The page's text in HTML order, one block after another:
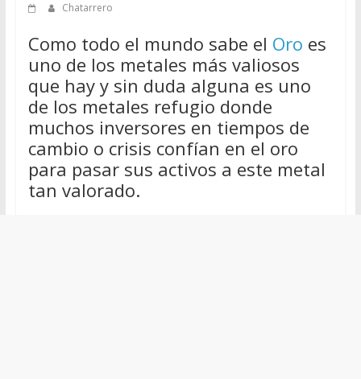
Chatarrero
Como todo el mundo sabe el Oro es
uno de los metales más valiosos
que hay y sin duda alguna es uno
de los metales refugio donde
muchos inversores en tiempos de
cambio o crisis confían en el oro
para pasar sus activos a este metal
tan valorado.